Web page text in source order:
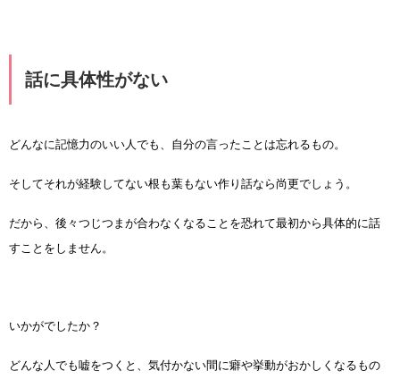
話に具体性がない
どんなに記憶力のいい人でも、自分の言ったことは忘れるもの。
そしてそれが経験してない根も葉もない作り話なら尚更でしょう。
だから、後々つじつまが合わなくなることを恐れて最初から具体的に話
すことをしません。
いかがでしたか？
どんな人でも嘘をつくと、気付かない間に癖や挙動がおかしくなるもの